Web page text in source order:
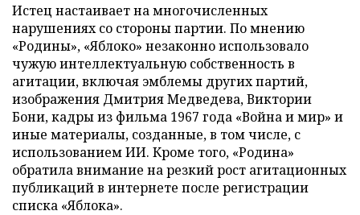
Истец настаивает на многочисленных
нарушениях со стороны партии. По мнению
«Родины», «Яблоко» незаконно использовало
чужую интеллектуальную собственность в
агитации, включая эмблемы других партий,
изображения Дмитрия Медведева, Виктории
Бони, кадры из фильма 1967 года «Война и мир» и
иные материалы, созданные, в том числе, с
использованием ИИ. Кроме того, «Родина»
обратила внимание на резкий рост агитационных
публикаций в интернете после регистрации
списка «Яблока».